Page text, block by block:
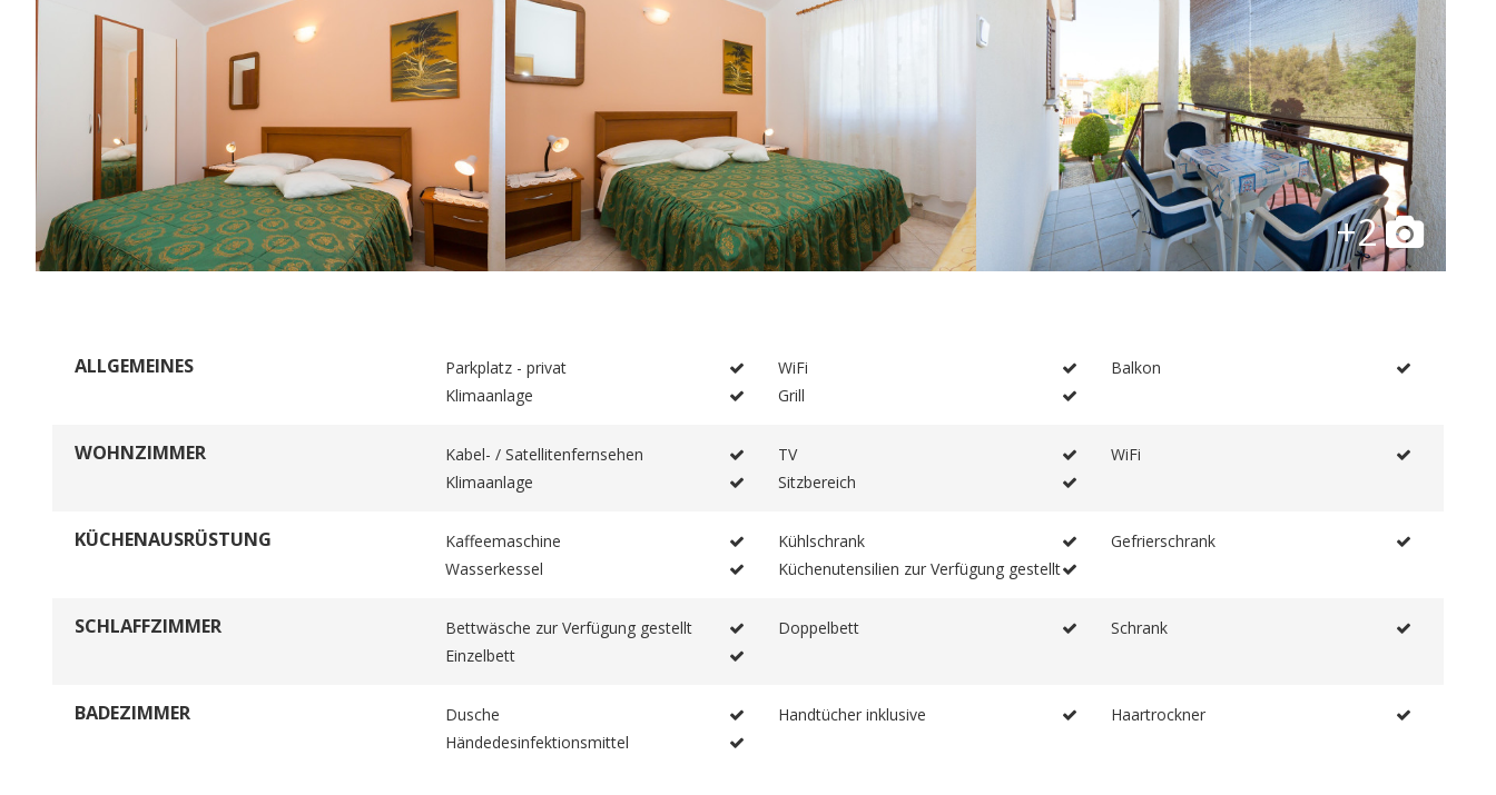
+2
ALLGEMEINES Parkplatz - privat WiFi
Balkon
Klimaanlage
Grill
WOHNZIMMER Kabel- / Satellitenfernsehen TV
WiFi
Klimaanlage
Sitzbereich
KÜCHENAUSRÜSTUNG Kaffeemaschine Kühlschrank
Gefrierschrank
Wasserkessel
Küchenutensilien zur Verfügung gestellt
SCHLAFFZIMMER Bettwäsche zur Verfügung gestellt Doppelbett
Schrank
Einzelbett
BADEZIMMER Dusche Handtücher inklusive
Haartrockner
Händedesinfektionsmittel